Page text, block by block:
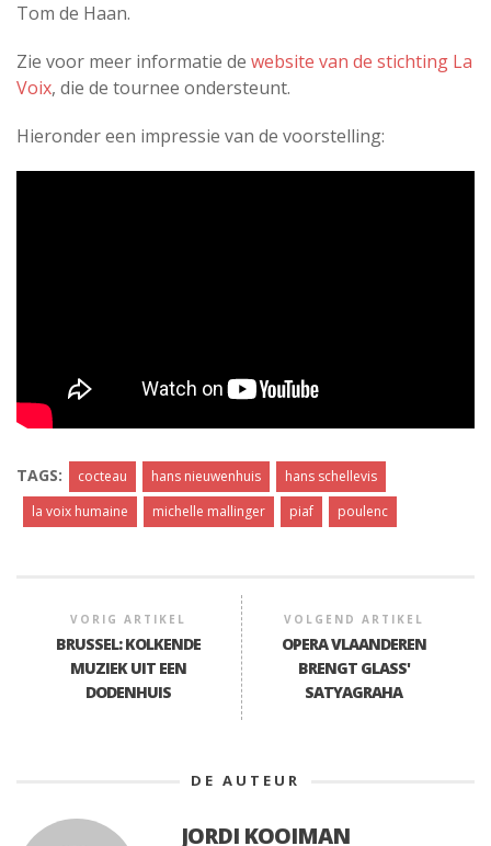
Tom de Haan.
Zie voor meer informatie de website van de stichting La
Voix, die de tournee ondersteunt.
Hieronder een impressie van de voorstelling:
TAGS: cocteau hans nieuwenhuis
hans schellevis
la voix humaine
michelle mallinger piaf poulenc
VORIG ARTIKEL
BRUSSEL: KOLKENDE
MUZIEK UIT EEN
DODENHUIS
VOLGEND ARTIKEL
OPERA VLAANDEREN
BRENGT GLASS'
SATYAGRAHA
DE AUTEUR
JORDI KOOIMAN